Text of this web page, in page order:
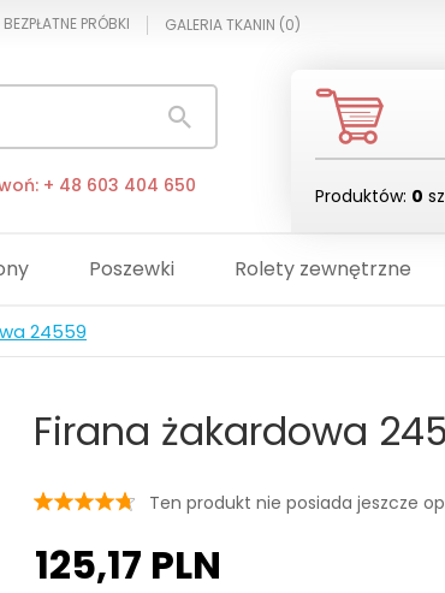
BEZPŁATNE PRÓBKI GALERIA TKANIN (0)
+ 48 603 404 650 Produktów: 0
Poszewki Rolety zewnętrzne
24559
Firana żakardowa
Ten produkt nie posiada jeszcze
125,17 PLN